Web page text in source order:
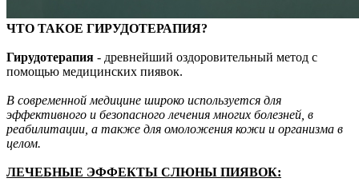
ЧТО ТАКОЕ ГИРУДОТЕРАПИЯ?
Гирудотерапия - древнейший оздоровительный метод с
помощью медицинских пиявок.
В современной медицине широко используется для
эффективного и безопасного лечения многих болезней, в
реабилитации, а также для омоложения кожи и организма в
целом.
ЛЕЧЕБНЫЕ ЭФФЕКТЫ СЛЮНЫ ПИЯВОК: